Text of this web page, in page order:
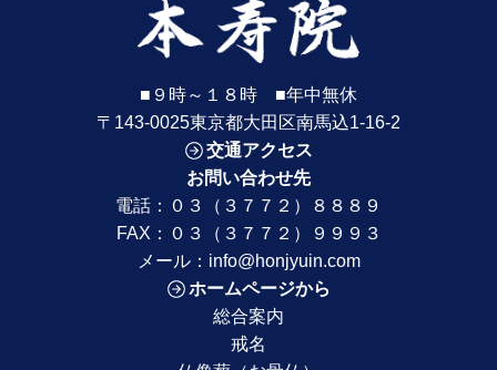
■９時～１８時 ■年中無休
〒143-0025東京都大田区南馬込1-16-2
交通アクセス
お問い合わせ先
電話： ０３（３７７２）８８８９
FAX：０３（３７７２）９９９３
メール： info@honjyuin.com
ホームページから
総合案内
戒名